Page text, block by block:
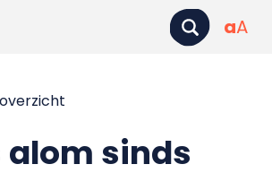
aA
alom sinds